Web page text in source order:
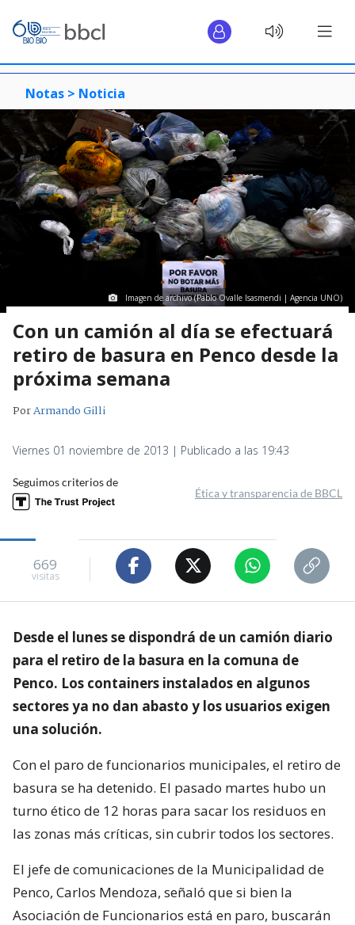
Notas > Noticia
Imagen de archivo (Pablo Ovalle Isasmendi | Agencia UNO)
Con un camión al día se efectuará
retiro de basura en Penco desde la
próxima semana
PorArmando Gilli
Viernes 01 noviembre de 2013 | Publicado a las 19:43
Seguimos criterios de
Ética y transparencia de BBCL
669
visitas
Desde el lunes se dispondrá de un camión diario
para el retiro de la basura en la comuna de
Penco. Los containers instalados en algunos
sectores ya no dan abasto y los usuarios exigen
una solución.
Con el paro de funcionarios municipales, el retiro de
basura se ha detenido. El pasado martes hubo un
turno ético de 12 horas para sacar los residuos en
las zonas más críticas, sin cubrir todos los sectores.
El jefe de comunicaciones de la Municipalidad de
Penco, Carlos Mendoza, señaló que si bien la
Asociación de Funcionarios está en paro, buscarán